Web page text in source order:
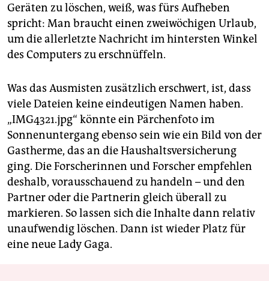
Geräten zu löschen, weiß, was fürs Aufheben
spricht: Man braucht einen zweiwöchigen Urlaub,
um die allerletzte Nachricht im hintersten Winkel
des Computers zu erschnüffeln.
Was das Ausmisten zusätzlich erschwert, ist, dass
viele Dateien keine eindeutigen Namen haben.
„IMG4321.jpg“ könnte ein Pärchenfoto im
Sonnenuntergang ebenso sein wie ein Bild von der
Gastherme, das an die Haushaltsversicherung
ging. Die Forscherinnen und Forscher empfehlen
deshalb, vorausschauend zu handeln – und den
Partner oder die Partnerin gleich überall zu
markieren. So lassen sich die Inhalte dann relativ
unaufwendig löschen. Dann ist wieder Platz für
eine neue Lady Gaga.